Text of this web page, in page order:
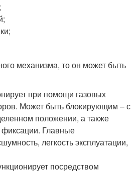
механизма, то он может быть
при помощи газовых
Может быть блокирующим – с
положении, а также
Главные
легкость эксплуатации,
посредством